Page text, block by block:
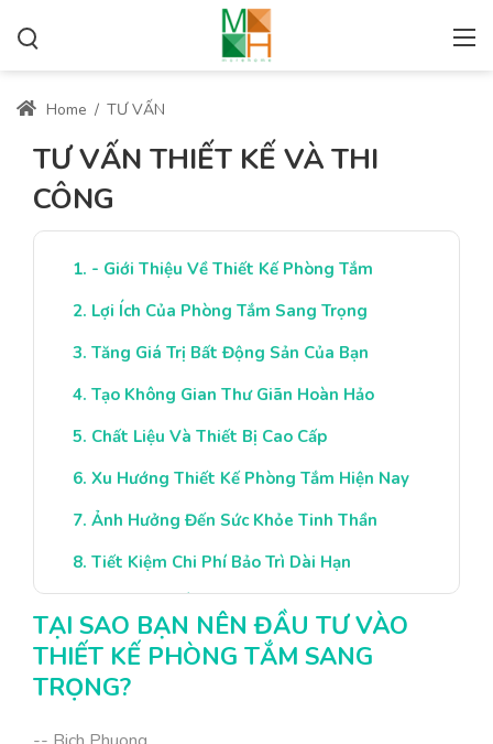
Home / TƯ VẤN
TƯ VẤN THIẾT KẾ VÀ THI
CÔNG
- Giới Thiệu Về Thiết Kế Phòng Tắm
Lợi Ích Của Phòng Tắm Sang Trọng
Tăng Giá Trị Bất Động Sản Của Bạn
Tạo Không Gian Thư Giãn Hoàn Hảo
Chất Liệu Và Thiết Bị Cao Cấp
Xu Hướng Thiết Kế Phòng Tắm Hiện Nay
Ảnh Hưởng Đến Sức Khỏe Tinh Thần
Tiết Kiệm Chi Phí Bảo Trì Dài Hạn
Những Lưu Ý Khi Đầu Tư Thiết Kế
Kết Luận: Đầu Tư Thông Minh Cho Tương
Lai
TẠI SAO BẠN NÊN ĐẦU TƯ VÀO
THIẾT KẾ PHÒNG TẮM SANG
TRỌNG?